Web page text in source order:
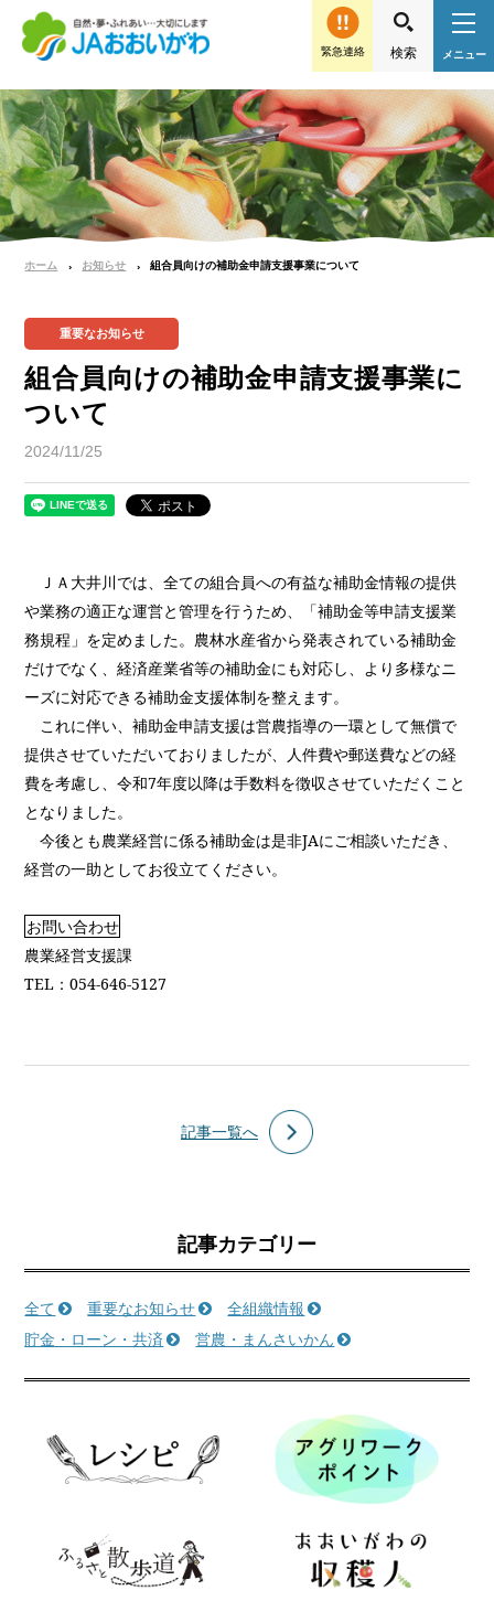
緊急連絡
ホーム お知らせ 組合員向けの補助金申請支援事業について
重要なお知らせ
組合員向けの補助金申請支援事業に
ついて
2024/11/25
ＪＡ大井川では、全ての組合員への有益な補助金情報の提供
や業務の適正な運営と管理を行うため、「補助金等申請支援業
務規程」を定めました。農林水産省から発表されている補助金
だけでなく、経済産業省等の補助金にも対応し、より多様なニ
ーズに対応できる補助金支援体制を整えます。
これに伴い、補助金申請支援は営農指導の一環として無償で
提供させていただいておりましたが、人件費や郵送費などの経
費を考慮し、令和7年度以降は手数料を徴収させていただくこと
となりました。
今後とも農業経営に係る補助金は是非JAにご相談いただき、
経営の一助としてお役立てください。
お問い合わせ
農業経営支援課
TEL ：054-646-5127
記事一覧へ
記事カテゴリー
全て 重要なお知らせ
全組織情報
貯金・ローン・共済
営農・まんさいかん